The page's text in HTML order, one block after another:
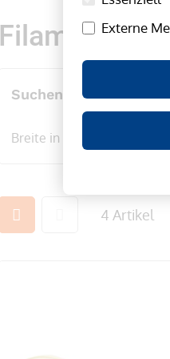
Externe
Filament-
Suchen nach
Breite in mm
4 Artikel